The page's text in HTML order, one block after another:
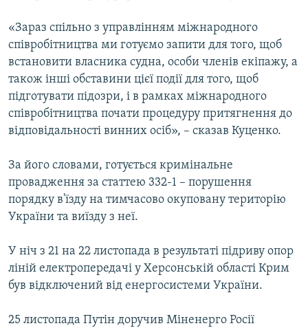
«Зараз спільно з управлінням міжнародного
співробітництва ми готуємо запити для того, щоб
встановити власника судна, особи членів екіпажу, а
також інші обставини цієї події для того, щоб
підготувати підозри, і в рамках міжнародного
співробітництва почати процедуру притягнення до
відповідальності винних осіб», – сказав Куценко.
За його словами, готується кримінальне
провадження за статтею 332-1 – порушення
порядку в'їзду на тимчасово окуповану територію
України та виїзду з неї.
У ніч з 21 на 22 листопада в результаті підриву опор
ліній електропередачі у Херсонській області Крим
був відключений від енергосистеми України.
25 листопада Путін доручив Міненерго Росії